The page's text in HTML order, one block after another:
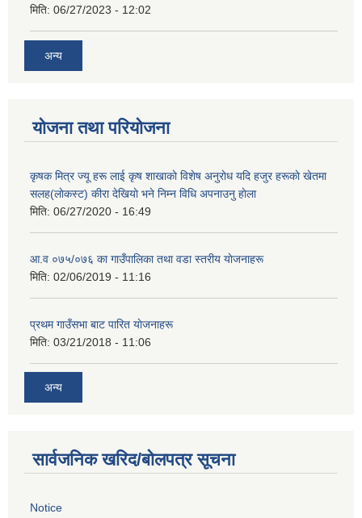
मिति: 06/27/2023 - 12:02
अन्य
योजना तथा परियोजना
कृषक मित्र ज्यू हरू लाई कृष शाखाकाे विशेष अनुराेध यदि हजुर हरूकाे खेतमा
सलह(लाेकस्ट) कीरा देखियाे भने निम्न विधि अपनाउनु हाेला
मिति: 06/27/2020 - 16:49
आ‍.व ०७५/०७६ का गाउँपालिका तथा वडा स्तरीय याेजनाहरू
मिति: 02/06/2019 - 11:16
प्रथम गाउँसभा बाट पारित याेजनाहरू
मिति: 03/21/2018 - 11:06
अन्य
सार्वजनिक खरिद/बोलपत्र सूचना
Notice